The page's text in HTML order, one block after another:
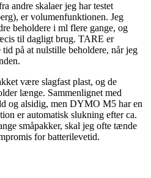
andre skalaer jeg har testet
er volumenfunktionen. Jeg
beholdere i ml flere gange, og
til dagligt brug. TARE er
på at nulstille beholdere, når jeg
være slagfast plast, og de
længe. Sammenlignet med
og alsidig, men DYMO M5 har en
er automatisk slukning efter ca.
småpakker, skal jeg ofte tænde
for batterilevetid.